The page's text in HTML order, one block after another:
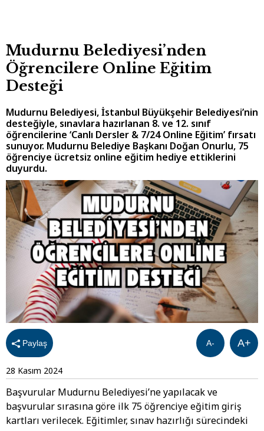
Mudurnu Belediyesi’nden
Öğrencilere Online Eğitim
Desteği
Mudurnu Belediyesi, İstanbul Büyükşehir Belediyesi’nin
desteğiyle, sınavlara hazırlanan 8. ve 12. sınıf
öğrencilerine ‘Canlı Dersler & 7/24 Online Eğitim’ fırsatı
sunuyor. Mudurnu Belediye Başkanı Doğan Onurlu, 75
öğrenciye ücretsiz online eğitim hediye ettiklerini
duyurdu.
Paylaş A+
A-
28 Kasım 2024
Başvurular Mudurnu Belediyesi’ne yapılacak ve
başvurular sırasına göre ilk 75 öğrenciye eğitim giriş
kartları verilecek. Eğitimler, sınav hazırlığı sürecindeki